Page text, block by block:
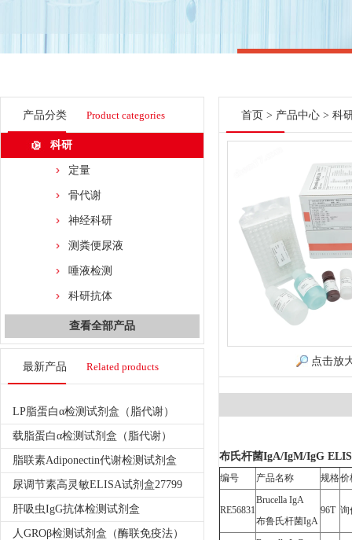
产品分类 Product categories
科研
定量
骨代谢
神经科研
测粪便尿液
唾液检测
科研抗体
查看全部产品
最新产品 Related products
LP脂蛋白α检测试剂盒（脂代谢）
载脂蛋白α检测试剂盒（脂代谢）
脂联素Adiponectin代谢检测试剂盒
尿调节素高灵敏ELISA试剂盒27799
肝吸虫IgG抗体检测试剂盒
人GROβ检测试剂盒（酶联免疫法）
首页 > 产品中心 > 科
点击放
布氏杆菌IgA/IgM/IgG
编号 产品名称 规格价
RE56831
Brucella IgA
布鲁氏杆菌IgA
96T 询